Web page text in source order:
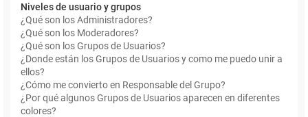
Niveles de usuario y grupos
¿Qué son los Administradores?
¿Qué son los Moderadores?
¿Qué son los Grupos de Usuarios?
¿Donde están los Grupos de Usuarios y como me puedo unir a
ellos?
¿Cómo me convierto en Responsable del Grupo?
¿Por qué algunos Grupos de Usuarios aparecen en diferentes
colores?